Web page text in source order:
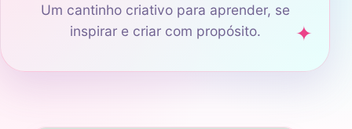
Um cantinho criativo para aprender, se
inspirar e criar com propósito.